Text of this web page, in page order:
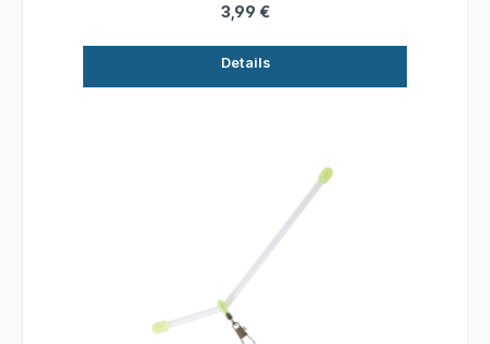
3,99 €
Details